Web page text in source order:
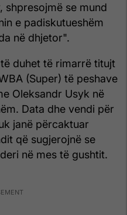
shpresojmë se mund
e padiskutueshëm
në dhjetor".
duhet të rimarrë titujt
(Super) të peshave
Oleksandr Usyk në
Data dhe vendi për
janë përcaktuar
që sugjerojnë se
në mes të gushtit.